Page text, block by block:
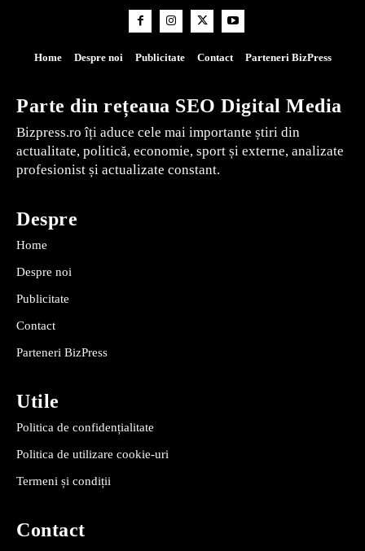
Home Despre noi Publicitate Contact Parteneri BizPress
Parte din rețeaua SEO Digital Media
Bizpress.ro îți aduce cele mai importante știri din
actualitate, politică, economie, sport și externe, analizate
profesionist și actualizate constant.
Despre
Home
Despre noi
Publicitate
Contact
Parteneri BizPress
Utile
Politica de confidențialitate
Politica de utilizare cookie-uri
Termeni și condiții
Contact